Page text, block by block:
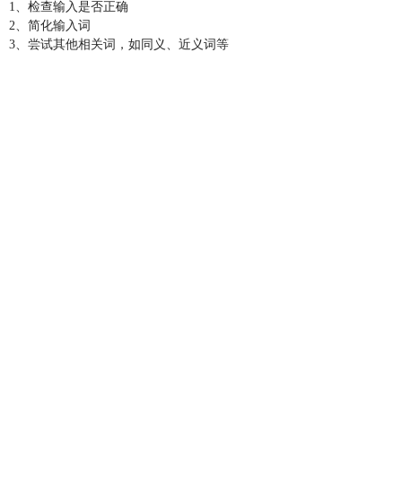
1、检查输入是否正确
2、简化输入词
3、尝试其他相关词，如同义、近义词等